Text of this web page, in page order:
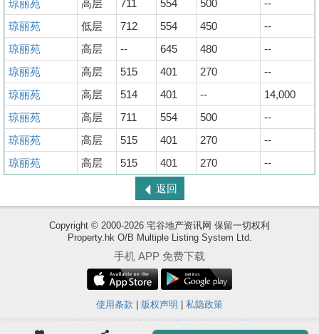
ENG
琼丽苑
高层 711 554 500
--
琼丽苑
低层 712 554 450
--
琼丽苑
高层 -- 645 480
--
琼丽苑
高层 515 401 270
--
琼丽苑
高层 514 401 --
14,000
琼丽苑
高层 711 554 500
--
琼丽苑
高层 515 401 270
--
琼丽苑
高层 515 401 270 --
返回
Copyright © 2000-2026 宅谷地产资讯网 保留一切权利
Property.hk O/B Multiple Listing System Ltd.
手机 APP 免费下载
使用条款 版权声明
私隐政策